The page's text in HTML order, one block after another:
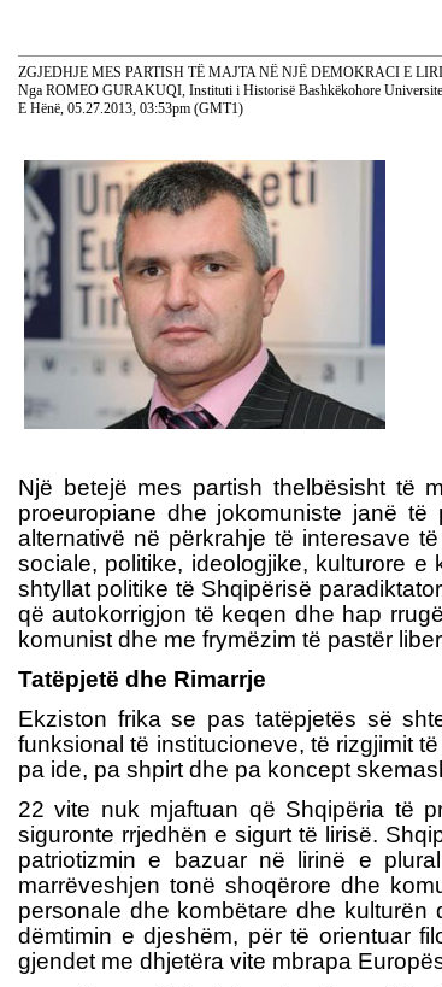
ZGJEDHJE MES PARTISH TË MAJTA NË NJË DEMOKRACI E
Nga ROMEO GURAKUQI, Instituti i Historisë Bashkëkohore
E Hënë, 05.27.2013, 03:53pm (GMT1)
Një betejë mes partish thelbësisht të
proeuropiane dhe jokomuniste janë
alternativë në përkrahje të interesave
sociale, politike, ideologjike, kulturore
shtyllat politike të Shqipërisë
që autokorrigjon të keqen dhe hap
komunist dhe me frymëzim të pastër
Tatëpjetë dhe Rimarrje
Ekziston frika se pas tatëpjetës së
funksional të institucioneve, të rizgjimit
pa ide, pa shpirt dhe pa koncept
22 vite nuk mjaftuan që Shqipëria të
siguronte rrjedhën e sigurt të lirisë.
patriotizmin e bazuar në lirinë e
marrëveshjen tonë shoqërore dhe
personale dhe kombëtare dhe
dëmtimin e djeshëm, për të orientuar
gjendet me dhjetëra vite mbrapa